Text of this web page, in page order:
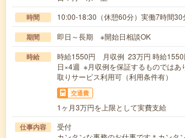
時間 10:00-18:30（休憩60分）実働7時間30
期間 即日～長期 ※開始日相談OK
時給
時給1550円 月収例 23万円 時給1550
日×4週 ※月収例を保証するものではあ
取りサービス利用可（利用条件有）
交通費
1ヶ月3万円を上限として実費支給
仕事内容
受付